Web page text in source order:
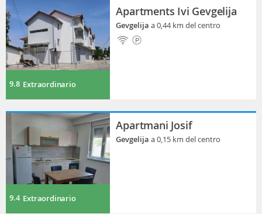
9.8 Extraordinario
Apartments Ivi Gevgelija
Gevgelijaa 0,44 km del centro
9.4 Extraordinario
Apartmani Josif
Gevgelijaa 0,15 km del centro